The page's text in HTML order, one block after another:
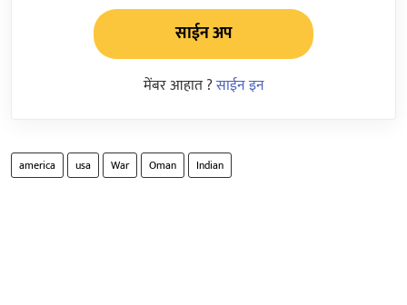
साईन अप
मेंबर आहात ?साईन इन
america usa War Oman Indian